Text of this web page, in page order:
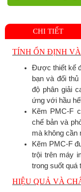
CHI TIẾT
TÍNH ỔN ĐỊNH
Được thiết kế
bạn và đối
độ phân giải
ứng với hầu
Kẽm PMC-F
chế bản và
mà không cần
Kẽm PMC-F
trội trên máy
trong suốt quá
HIỆU QUẢ VÀ